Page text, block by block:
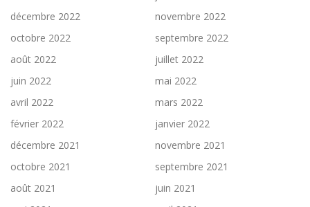
décembre 2022
novembre 2022
octobre 2022
septembre 2022
août 2022
juillet 2022
juin 2022
mai 2022
avril 2022
mars 2022
février 2022
janvier 2022
décembre 2021
novembre 2021
octobre 2021
septembre 2021
août 2021
juin 2021